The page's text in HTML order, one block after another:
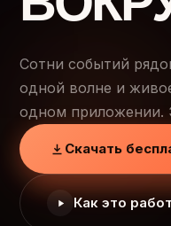
Сотни событий
одной волне и
одном приложении.
Скачать
Как это